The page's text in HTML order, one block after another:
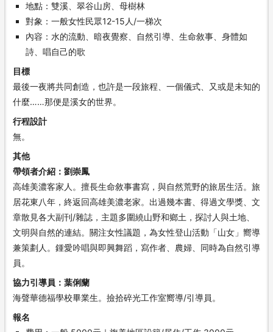
地點
雙溪、翠谷山房、母樹林
對象
一般女性民眾12-15人/一梯次
內容
水的流動、暗夜覺察、自然引導、生命敘事、身體如
詩、唱自己的歌
目標
最後一夜將共同創造，也許是一段旅程、一個儀式、又或是未知的
什麼……那便是溪女的世界。
行程設計
無。
其他
帶領者介紹
劉崇鳳
高雄美濃客家人。擅長生命敘事書寫，與自然荒野的旅居生活。旅
居花東八年，終返回高雄美濃老家。出過幾本書、得過文學獎、文
章散見各大副刊/雜誌，主題多圍繞山野和鄉土，探討人與土地、
文明與自然的連結。關注女性議題，為女性登山活動「山女」嚮導
兼策劃人。鍾愛吟唱與即興舞蹈，寫作者、農婦、同時為自然引導
員。
協力引導員
葉俐蘭
海聲華德福學校畢業生。撿拾碎光工作室嚮導/引導員。
報名